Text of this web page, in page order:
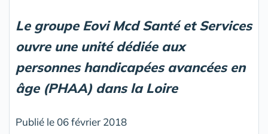
Le groupe Eovi Mcd Santé et Services
ouvre une unité dédiée aux
personnes handicapées avancées en
âge (PHAA) dans la Loire
Publié le 06 février 2018